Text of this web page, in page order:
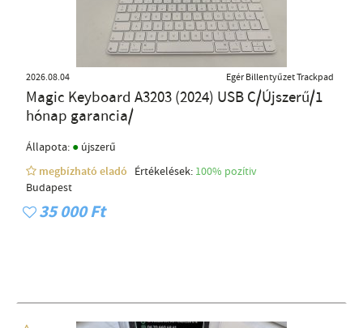
2026.08.04 Egér Billentyűzet Trackpad
Magic Keyboard A3203 (2024) USB C/Újszerű/1
hónap garancia/
Állapota: ● újszerű
megbízható eladó
Értékelések: 100% pozítiv
Budapest
35 000 Ft